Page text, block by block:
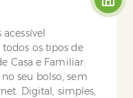
os tipos de
Casa e Familiar.
seu bolso, sem
Digital, simples,